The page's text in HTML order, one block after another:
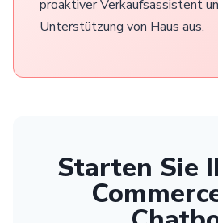
proaktiver Verkaufsassistent
Unterstützung von Haus aus.
Starten Sie